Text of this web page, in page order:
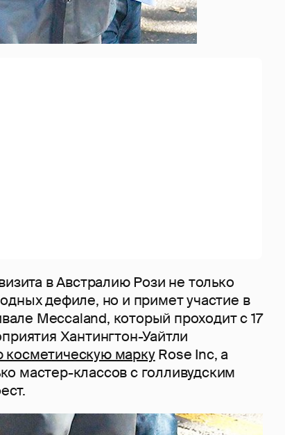
в Австралию Рози не только
дефиле, но и примет участие в
Meccaland, который проходит с 17
Хантингтон-Уайтли
косметическую маркуRose Inc, а
мастер-классов с голливудским